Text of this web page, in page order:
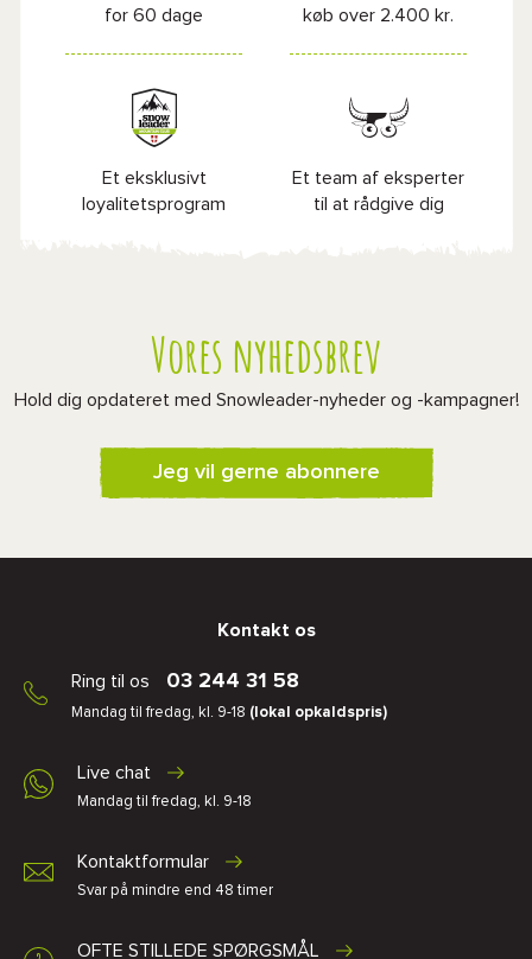
for 60 dage
køb over 2.400 kr.
Et eksklusivt
loyalitetsprogram
Et team af eksperter
til at rådgive dig
Vores nyhedsbrev
Hold dig opdateret med Snowleader-nyheder og -kampagner!
Jeg vil gerne abonnere
Kontakt os
Ring til os 03 244 31 58
Mandag til fredag, kl. 9-18 (lokal opkaldspris)
Live chat
Mandag til fredag, kl. 9-18
Kontaktformular
Svar på mindre end 48 timer
OFTE STILLEDE SPØRGSMÅL